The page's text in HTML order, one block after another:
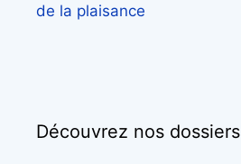
de la plaisance
Découvrez nos dossiers